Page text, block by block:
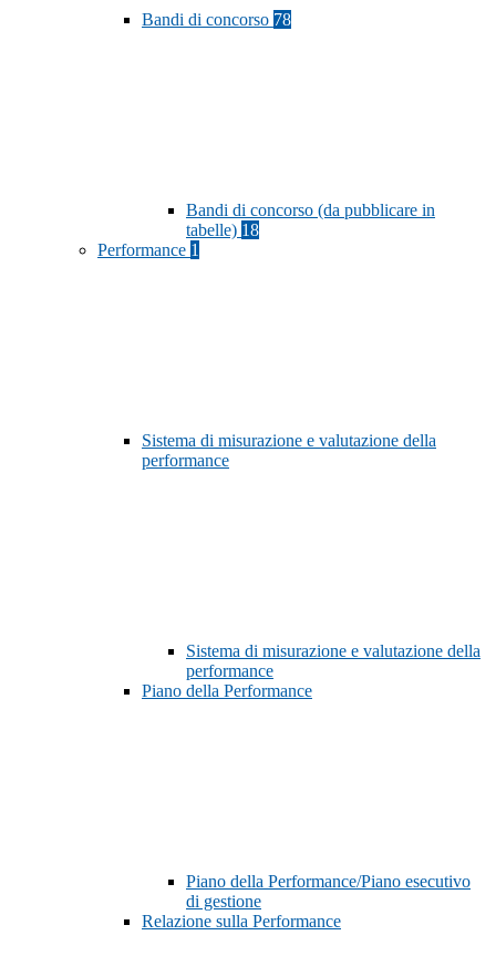
Bandi di concorso 78
Bandi di concorso (da pubblicare in
tabelle) 18
Performance 1
Sistema di misurazione e valutazione della
performance
Sistema di misurazione e valutazione della
performance
Piano della Performance
Piano della Performance/Piano esecutivo
di gestione
Relazione sulla Performance